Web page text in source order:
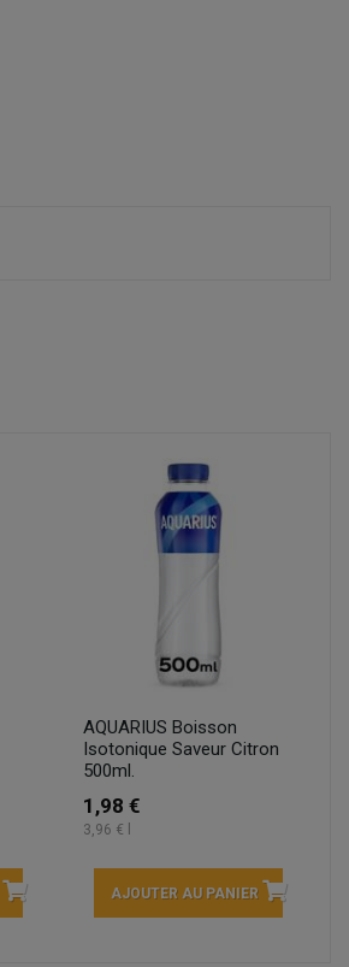
AQUARIUS Boisson
Isotonique Saveur Citron
500ml.
1,98 €
3,96 € l
AJOUTER AU PANIER